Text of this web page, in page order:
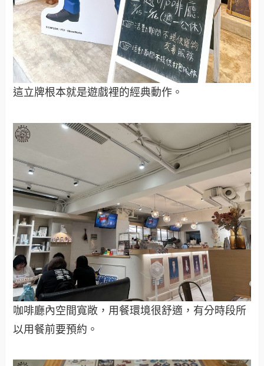
這立牌根本就是遊戲裡的經典動作。
咖啡廳內空間寬敞，用餐環境很舒適，有分時段所
以用餐前要預約。